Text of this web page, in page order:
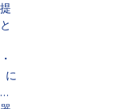
に